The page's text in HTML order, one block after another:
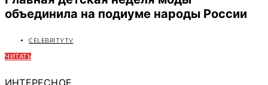
объединила на подиуме народы России
CELEBRITYTV
ЧИТАТЬ